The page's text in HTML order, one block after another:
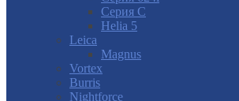
Серия С
Helia 5
Leica
Magnus
Vortex
Burris
Nightforce